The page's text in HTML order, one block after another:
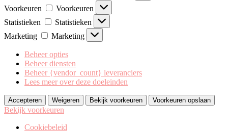
Voorkeuren
Voorkeuren
Statistieken
Statistieken
Marketing
Marketing
Beheer opties
Beheer diensten
Beheer {vendor_count} leveranciers
Lees meer over deze doeleinden
Accepteren Weigeren Bekijk voorkeuren Voorkeuren opslaan
Bekijk voorkeuren
Cookiebeleid